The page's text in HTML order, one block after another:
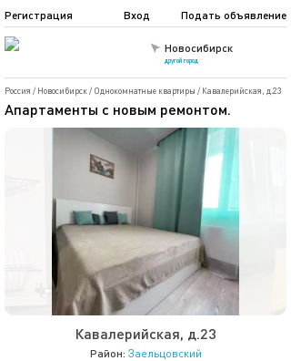
Новосибирск
другой город
Подать объявление
Регистрация Вход
Россия / Новосибирск/ Однокомнатные квартиры / Кавалерийская, д.23
Апартаменты с новым ремонтом.
Кавалерийская, д.23
Район: Заельцовский